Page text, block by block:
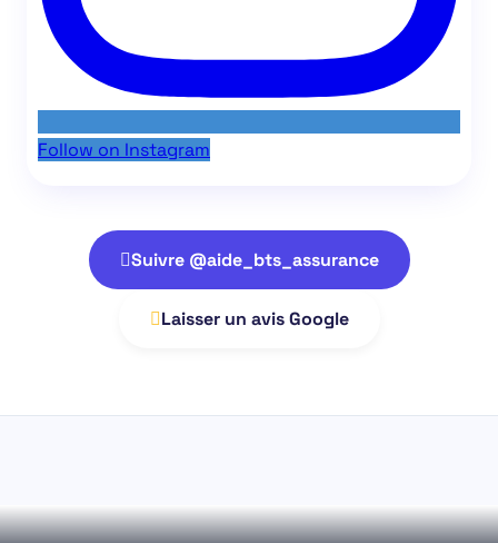
Follow on Instagram
Suivre @aide_bts_assurance
Laisser un avis Google